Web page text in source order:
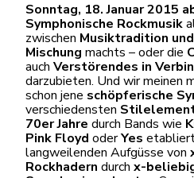
Sonntag, 18. Januar 2015
Symphonische Rockmusik
zwischen Musiktradition
Mischung machts – oder die
auch Verstörendes in
darzubieten. Und wir meinen
schon jene schöpferische
verschiedensten
70er Jahre durch Bands wie
Pink Floyd oderYes
langweilenden Aufgüsse von
Rockhadern durch x-